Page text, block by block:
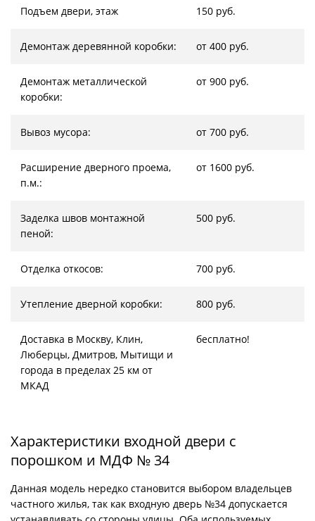
Подъем двери, этаж 150 руб.
Демонтаж деревянной коробки: от 400 руб.
Демонтаж металлической
коробки:
от 900 руб.
Вывоз мусора: от 700 руб.
Расширение дверного проема,
п.м.:
от 1600 руб.
Заделка швов монтажной
пеной:
500 руб.
Отделка откосов: 700 руб.
Утепление дверной коробки: 800 руб.
Доставка в Москву, Клин,
Люберцы, Дмитров, Мытищи и
города в пределах 25 км от
МКАД
бесплатно!
Характеристики входной двери с
порошком и МДФ № 34
Данная модель нередко становится выбором владельцев
частного жилья, так как входную дверь №34 допускается